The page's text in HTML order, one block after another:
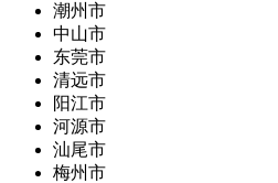
潮州市
中山市
东莞市
清远市
阳江市
河源市
汕尾市
梅州市